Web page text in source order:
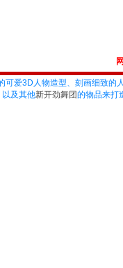
可爱3D人物造型、刻画细致
及其他新开劲舞团的物品来打